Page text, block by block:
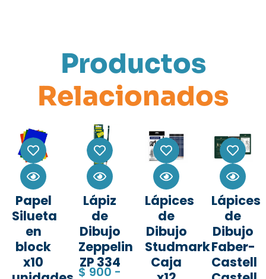
Productos
Relacionados
Papel
Silueta
en
block
x10
Lápiz
de
Dibujo
Zeppelin
ZP 334
$900 -
Lápices
de
Dibujo
Studmark
Caja
Lápices
de
Dibujo
Faber-
Castell